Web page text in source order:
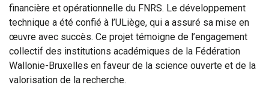
financière et opérationnelle du FNRS. Le développement
technique a été confié à l’ULiège, qui a assuré sa mise en
œuvre avec succès. Ce projet témoigne de l’engagement
collectif des institutions académiques de la Fédération
Wallonie-Bruxelles en faveur de la science ouverte et de la
valorisation de la recherche.